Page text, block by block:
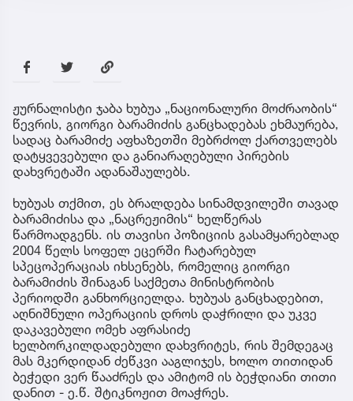
ჟურნალისტი ჯაბა ხუბუა „ნაციონალური მოძრაობის“
წევრის, გიორგი ბარამიძის განცხადებას ეხმაურება,
სადაც ბარამიძე აფხაზეთში მებრძოლ ქართველებს
დატყვევებული და განიარაღებული პირების
დახვრეტაში ადანაშაულებს.
ხუბუას თქმით, ეს ბრალდება სინამდვილეში თავად
ბარამიძისა და „ნაცრეჟიმის“ ხელწერას
წარმოადგენს. ის თავისი პოზიციის გასამყარებლად
2004 წელს სოფელ ეცერში ჩატარებულ
სპეცოპერაციას იხსენებს, რომელიც გიორგი
ბარამიძის შინაგან საქმეთა მინისტრობის
პერიოდში განხორციელდა. ხუბუას განცხადებით,
აღნიშნული ოპერაციის დროს დაჭრილი და უკვე
დაკავებული ომეხ აფრასიძე
ხელბორკილდადებული დახვრიტეს, რის შემდეგაც
მას მკერდიდან ძეწკვი ააგლიჯეს, ხოლო თითიდან
ბეჭედი ვერ წააძრეს და ამიტომ ის ბეჭდიანი თითი
დანით - ე.წ. შტიკნოჟით მოაჭრეს.